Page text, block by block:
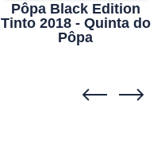
Pôpa Black Edition
Tinto 2018 - Quinta do
Pôpa